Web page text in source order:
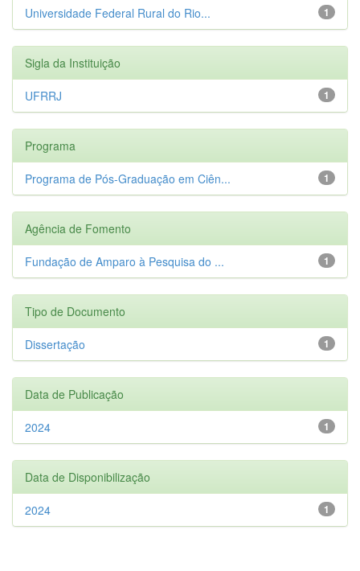
1
Universidade Federal Rural do Rio...
Sigla da Instituição
1
UFRRJ
Programa
1
Programa de Pós-Graduação em Ciên...
Agência de Fomento
1
Fundação de Amparo à Pesquisa do ...
Tipo de Documento
1
Dissertação
Data de Publicação
1
2024
Data de Disponibilização
1
2024